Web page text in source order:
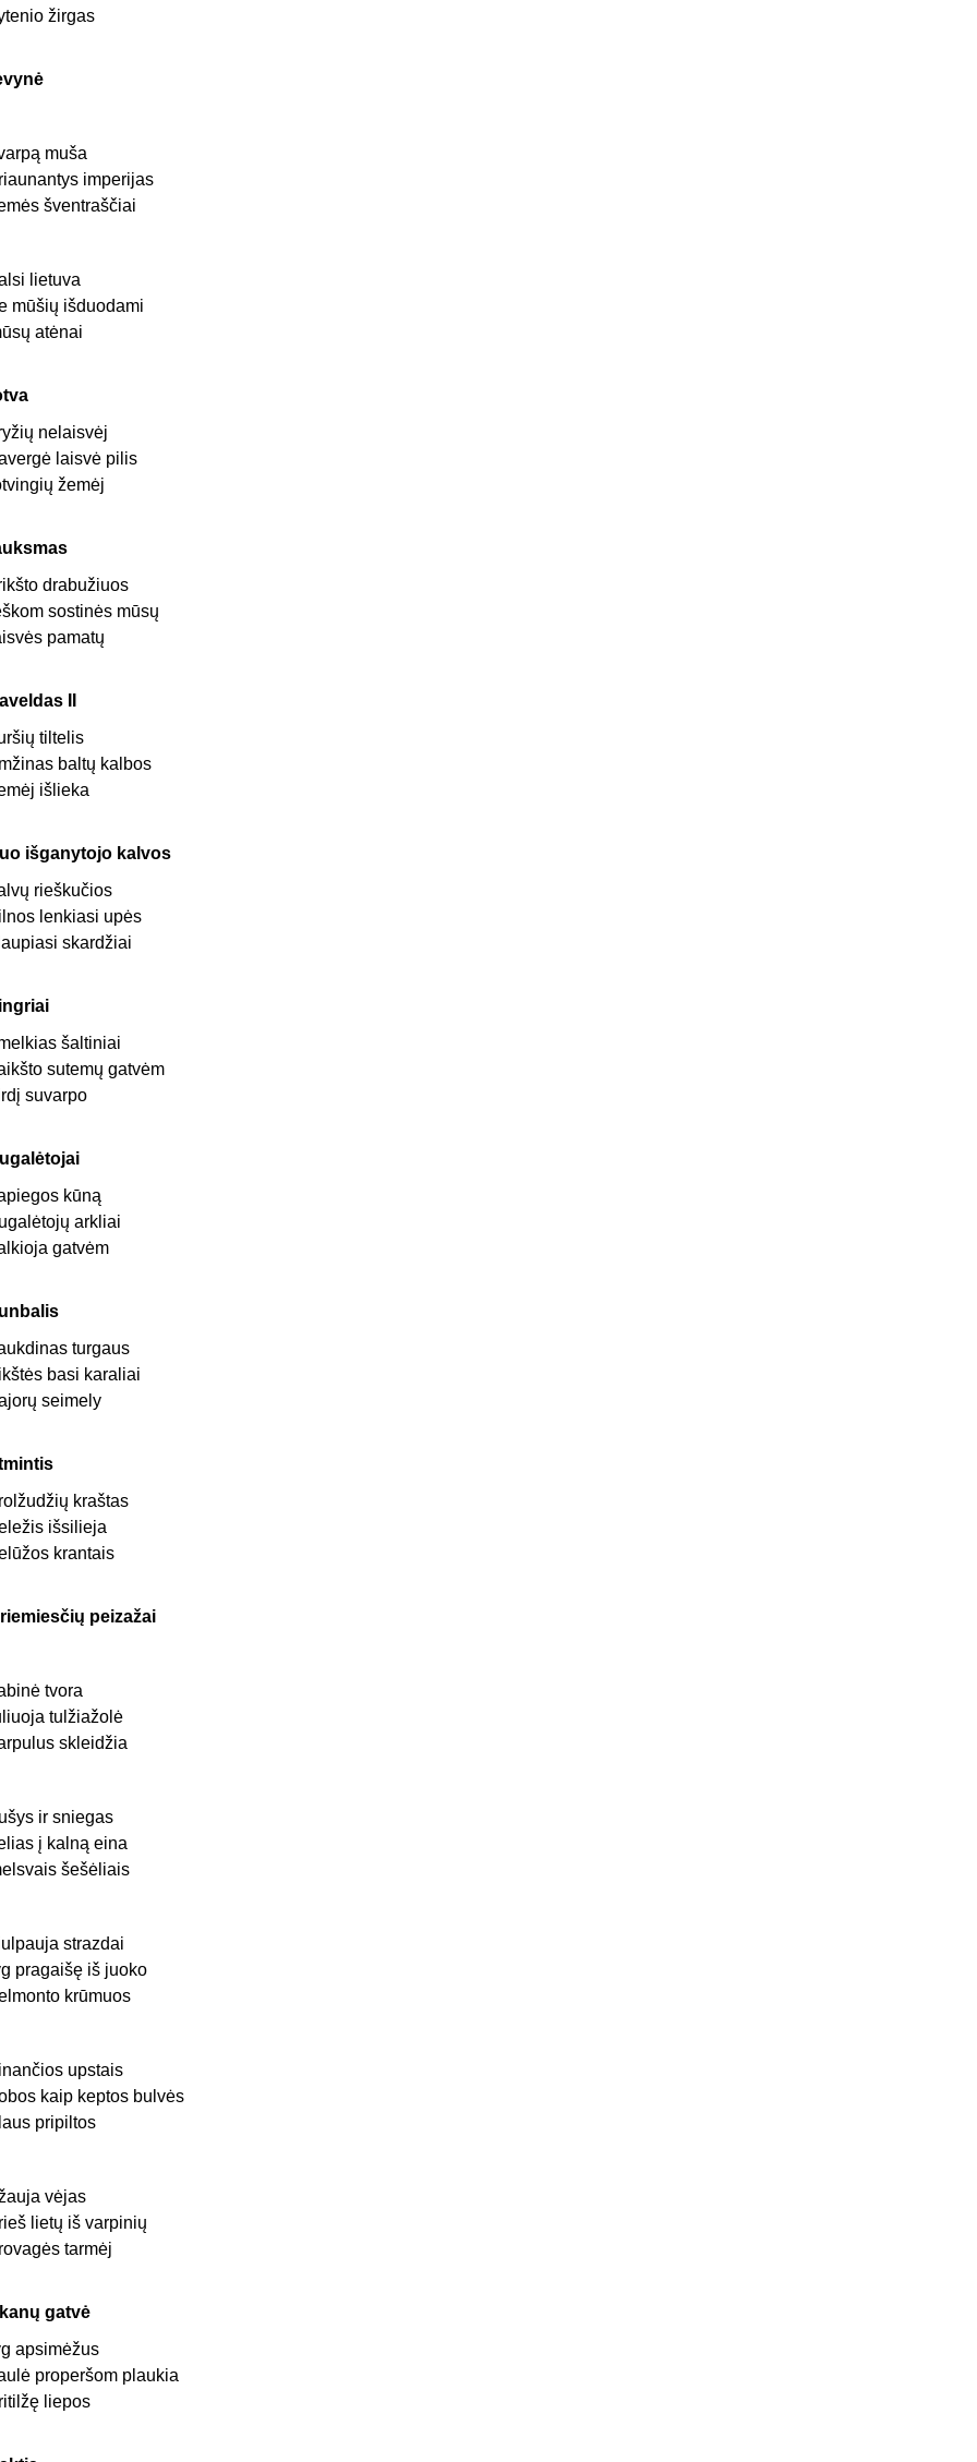
žirgas
muša
imperijas
šventraščiai
lietuva
mūšių išduodami
atėnai
nelaisvėj
laisvė pilis
žemėj
drabužiuos
sostinės mūsų
pamatų
II
tiltelis
baltų kalbos
išlieka
išganytojo kalvos
rieškučios
lenkiasi upės
skardžiai
šaltiniai
sutemų gatvėm
suvarpo
kūną
arkliai
gatvėm
turgaus
basi karaliai
seimely
kraštas
išsilieja
krantais
peizažai
tvora
tulžiažolė
skleidžia
ir sniegas
į kalną eina
šešėliais
strazdai
pragaišę iš juoko
krūmuos
upstais
kaip keptos bulvės
pripiltos
vėjas
lietų iš varpinių
tarmėj
gatvė
apsimėžus
properšom plaukia
liepos